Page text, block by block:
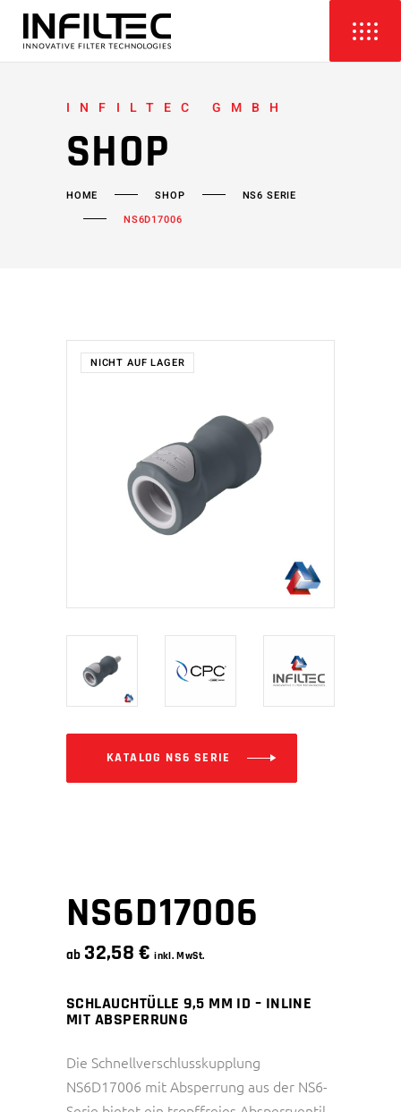
INFILTEC GMBH
SHOP
HOME SHOP
NS6 SERIE
NS6D17006
NICHT AUF LAGER
KATALOG NS6 SERIE
NS6D17006
ab 32,58€ inkl. MwSt.
SCHLAUCHTÜLLE 9,5 MM ID – INLINE
MIT ABSPERRUNG
Die Schnellverschlusskupplung
NS6D17006 mit Absperrung aus der NS6-